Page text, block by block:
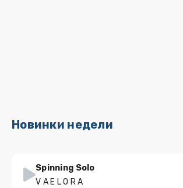
Новинки недели
Spinning Solo
V A E L O R A